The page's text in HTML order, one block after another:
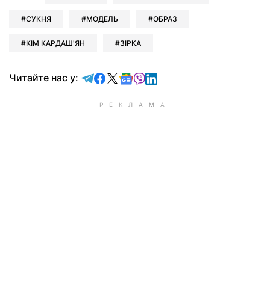
СУКНЯ МОДЕЛЬ ОБРАЗ
КІМ КАРДАШ'ЯН ЗІРКА
Читайте нас у: Читайте у Telegram
Читайте у Facebook
Читайте у X
Читайте у Google news
Читайте у Viber
Читайте у LinkedIn